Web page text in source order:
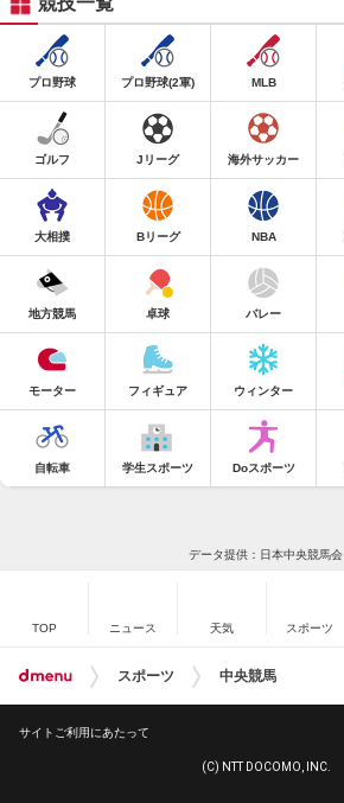
プロ野球 プロ野球(2軍) MLB
ゴルフ Jリーグ 海外サッカー
大相撲 Bリーグ NBA
地方競馬 卓球 バレー
モーター フィギュア ウィンター
自転車 学生スポーツ Doスポーツ
データ提供：日本中央競馬会
TOP ニュース 天気 スポーツ
スポーツ 中央競馬
サイトご利用にあたって
(C) NTT DOCOMO, INC.